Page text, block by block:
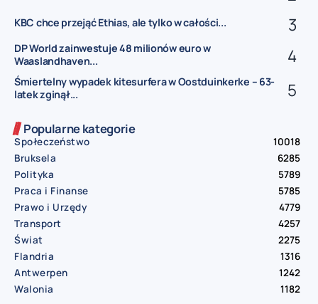
KBC chce przejąć Ethias, ale tylko w całości...
DP World zainwestuje 48 milionów euro w
Waaslandhaven...
Śmiertelny wypadek kitesurfera w Oostduinkerke – 63-
latek zginął...
Popularne kategorie
Społeczeństwo
10018
Bruksela
6285
Polityka
5789
Praca i Finanse
5785
Prawo i Urzędy
4779
Transport
4257
Świat
2275
Flandria
1316
Antwerpen
1242
Walonia
1182